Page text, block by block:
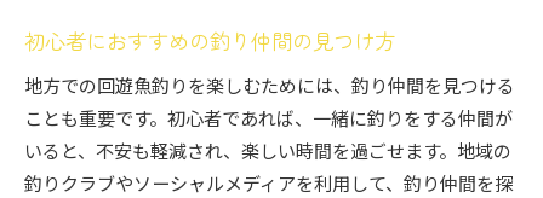
初心者におすすめの釣り仲間の見つけ方
地方での回遊魚釣りを楽しむためには、釣り仲間を見つける
ことも重要です。初心者であれば、一緒に釣りをする仲間が
いると、不安も軽減され、楽しい時間を過ごせます。地域の
釣りクラブやソーシャルメディアを利用して、釣り仲間を探